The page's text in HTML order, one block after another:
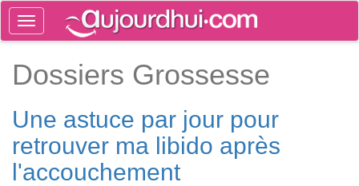
Toggle
navigation
Dossiers Grossesse
Une astuce par jour pour
retrouver ma libido après
l'accouchement